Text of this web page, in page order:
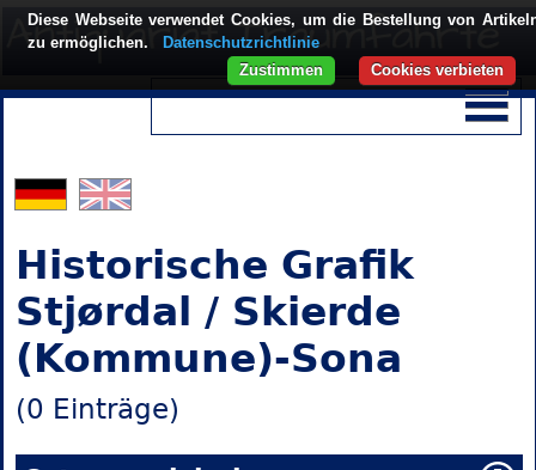
Historische Grafik
Stjørdal / Skierde
(Kommune)-Sona
(0 Einträge)
Diese Webseite verwendet Cookies, um die Bestellung von
zu ermöglichen.
Datenschutzrichtlinie
Cookies verbieten
Zustimmen